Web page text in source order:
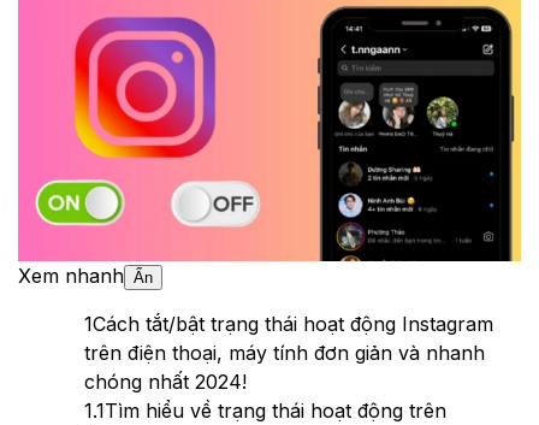
Xem nhanh Ẩn
1Cách tắt/bật trạng thái hoạt động Instagram
trên điện thoại, máy tính đơn giản và nhanh
chóng nhất 2024!
1.1Tìm hiểu về trạng thái hoạt động trên